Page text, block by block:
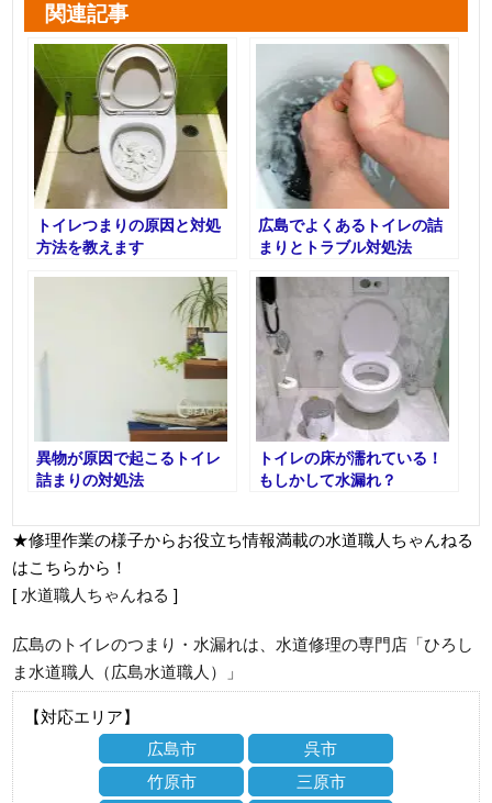
関連記事
トイレつまりの原因と対処
方法を教えます
広島でよくあるトイレの詰
まりとトラブル対処法
異物が原因で起こるトイレ
詰まりの対処法
トイレの床が濡れている！
もしかして水漏れ？
★修理作業の様子からお役立ち情報満載の水道職人ちゃんねる
はこちらから！
[ 水道職人ちゃんねる ]
広島のトイレのつまり・水漏れは、水道修理の専門店「ひろし
ま水道職人（広島水道職人）」
【対応エリア】
広島市
呉市
竹原市
三原市